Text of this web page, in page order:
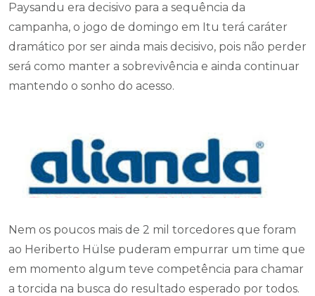
Paysandu era decisivo para a sequência da
campanha, o jogo de domingo em Itu terá caráter
dramático por ser ainda mais decisivo, pois não perder
será como manter a sobrevivência e ainda continuar
mantendo o sonho do acesso.
Nem os poucos mais de 2 mil torcedores que foram
ao Heriberto Hülse puderam empurrar um time que
em momento algum teve competência para chamar
a torcida na busca do resultado esperado por todos.